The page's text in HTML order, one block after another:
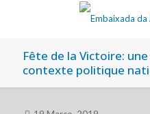
Fête de la Victoire:
contexte politique